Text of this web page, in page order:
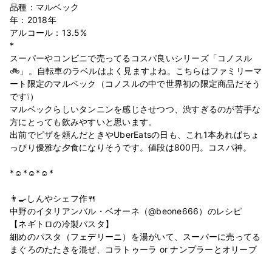
品種：マルベック
年：2018年
アルコール：13.5%
*
スーパーやコンビニで売ってるコスパ良いシリーズ「コノスル
🚲」。自転車のラベルはよく見ますよね。こちらはファミリーマ
ート限定のマルベック（コノスルの中で世界初の限定商品だそう
です❕）
マルベックらしいタンニンを感じさせつつ、渋すぎるのが苦手な
方にとっても飲みやすいと思います。
出前でピザを頼んだときやUberEatsの日も、これ1本あればちょ
っぴり優雅な夕食になりそうです。値段は800円。コスパ神。
*☺︎*☺︎*☺︎*
👨‍🍳しんやシェフ作🍴
中野のイタリアンバル・ベオーネ（@beone666）のレシピ
【ネギトロの冷製パスタ】
細めのパスタ（フェデリーニ）を湯がいて、スーパーに売ってる
まぐろのたたきを混ぜ、コラトゥーラ or ナンプラーとオリーブ